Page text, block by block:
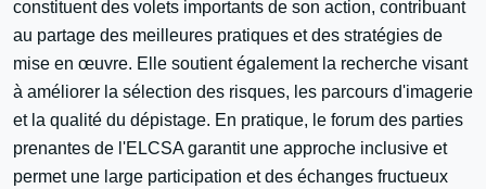
constituent des volets importants de son action, contribuant
au partage des meilleures pratiques et des stratégies de
mise en œuvre. Elle soutient également la recherche visant
à améliorer la sélection des risques, les parcours d'imagerie
et la qualité du dépistage. En pratique, le forum des parties
prenantes de l'ELCSA garantit une approche inclusive et
permet une large participation et des échanges fructueux